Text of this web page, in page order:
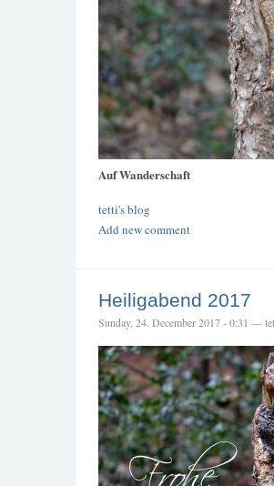
Auf Wanderschaft
tetti's blog
Add new comment
Heiligabend 2017
Sunday, 24. December 2017 - 0:31 —